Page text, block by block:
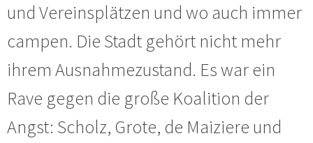
und Vereinsplätzen und wo auch immer
campen. Die Stadt gehört nicht mehr
ihrem Ausnahmezustand. Es war ein
Rave gegen die große Koalition der
Angst: Scholz, Grote, de Maiziere und